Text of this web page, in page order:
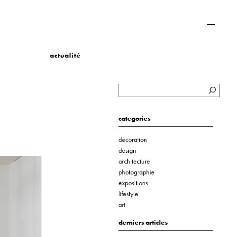
actualité
categories
decoration
design
architecture
photographie
expositions
lifestyle
art
derniers articles